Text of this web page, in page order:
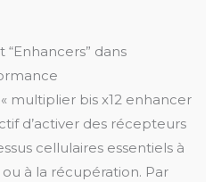
“Enhancers” dans
multiplier bis x12 enhancer
d’activer des récepteurs
cellulaires essentiels à
à la récupération. Par